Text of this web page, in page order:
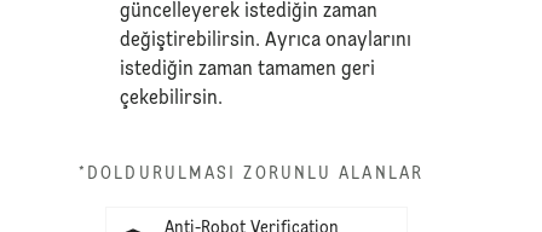
güncelleyerek istediğin zaman
değiştirebilirsin. Ayrıca onaylarını
istediğin zaman tamamen geri
çekebilirsin.
*DOLDURULMASI ZORUNLU ALANLAR
Anti-Robot Verification